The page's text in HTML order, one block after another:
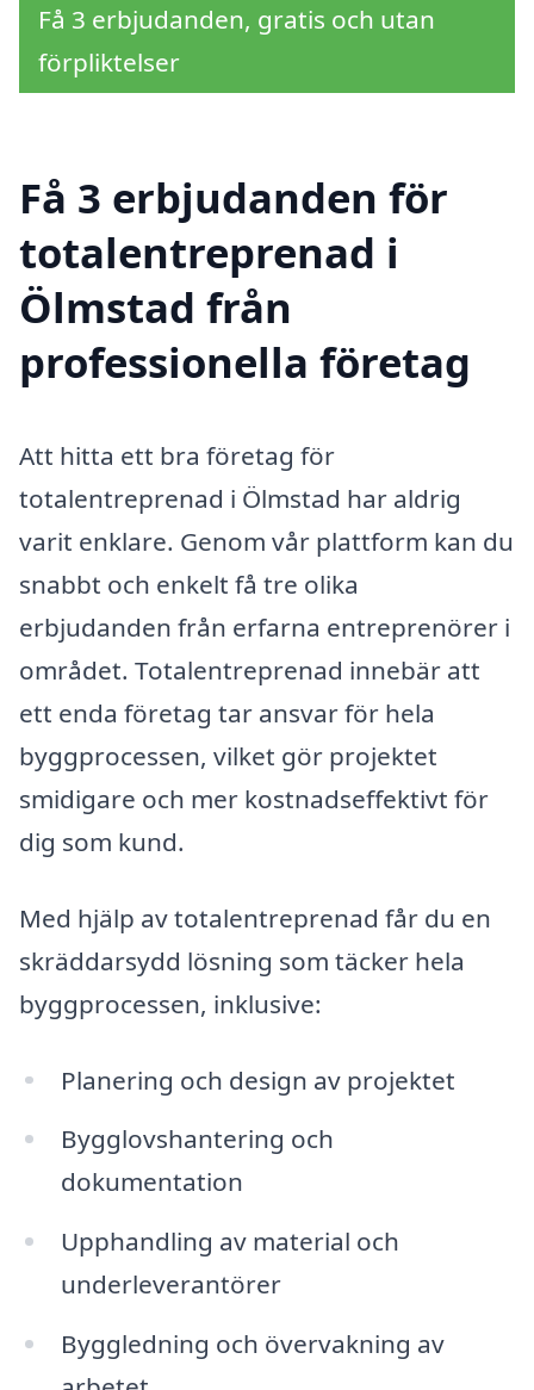
Få 3 erbjudanden, gratis och utan
förpliktelser
Få 3 erbjudanden för
totalentreprenad i
Ölmstad från
professionella företag
Att hitta ett bra företag för
totalentreprenad i Ölmstad har aldrig
varit enklare. Genom vår plattform kan du
snabbt och enkelt få tre olika
erbjudanden från erfarna entreprenörer i
området. Totalentreprenad innebär att
ett enda företag tar ansvar för hela
byggprocessen, vilket gör projektet
smidigare och mer kostnadseffektivt för
dig som kund.
Med hjälp av totalentreprenad får du en
skräddarsydd lösning som täcker hela
byggprocessen, inklusive:
Planering och design av projektet
Bygglovshantering och
dokumentation
Upphandling av material och
underleverantörer
Byggledning och övervakning av